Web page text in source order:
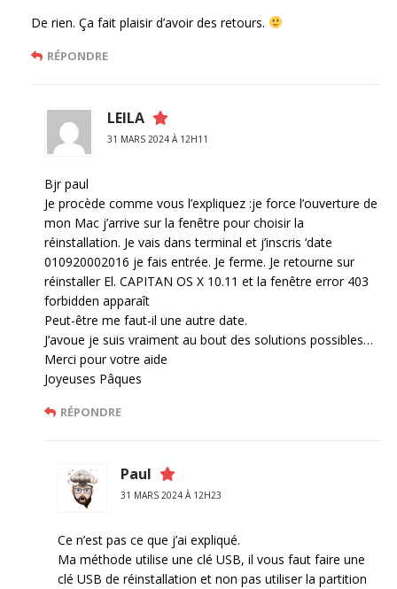
De rien. Ça fait plaisir d’avoir des retours.
RÉPONDRE
LEILA
31 MARS 2024 À 12H11
Bjr paul
Je procède comme vous l’expliquez :je force l’ouverture de
mon Mac j’arrive sur la fenêtre pour choisir la
réinstallation. Je vais dans terminal et j’inscris ‘date
010920002016 je fais entrée. Je ferme. Je retourne sur
réinstaller El. CAPITAN OS X 10.11 et la fenêtre error 403
forbidden apparaît
Peut-être me faut-il une autre date.
J’avoue je suis vraiment au bout des solutions possibles…
Merci pour votre aide
Joyeuses Pâques
RÉPONDRE
Paul
31 MARS 2024 À 12H23
Ce n’est pas ce que j’ai expliqué.
Ma méthode utilise une clé USB, il vous faut faire une
clé USB de réinstallation et non pas utiliser la partition